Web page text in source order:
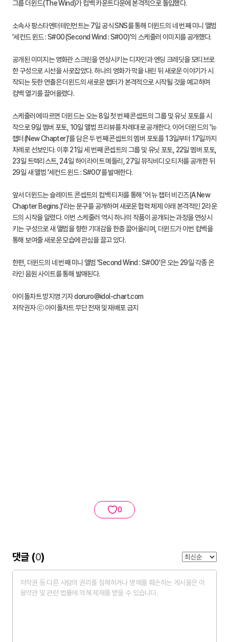
그룹 더윈드(The Wind)가 컴백 카운트다운에 본격적으로 돌입했다.
소속사 팡스타엔터테인먼트는 7일 공식 SNS를 통해 더윈드의 네 번째 미니 앨범
'세컨드 윈드 : S#00(Second Wind : S#00)'의 스케줄러 이미지를 공개했다.
공개된 이미지는 영화관 스크린을 연상시키는 디자인과 엔딩 크레딧을 모티브로
한 구성으로 시선을 사로잡았다. 하나의 영화가 막을 내린 뒤 새로운 이야기가 시
작되는 듯한 연출은 더윈드의 새로운 챕터가 본격적으로 시작될 것을 예고하며
컴백 열기를 끌어올렸다.
스케줄러에 따르면 더윈드는 오는 8일 첫 번째 콘셉트의 그룹 및 유닛 포토를 시
작으로 9일 멤버 포토, 10일 앨범 프리뷰를 차례대로 공개한다. 이어 더윈드의 '뉴
챕터(New Chapter)'를 담은 두 번째 콘셉트의 멤버 포토를 13일부터 17일까지
차례로 선보인다. 이후 21일 세 번째 콘셉트의 그룹 및 유닛 포토, 22일 멤버 포토,
23일 트랙리스트, 24일 하이라이트 메들리, 27일 뮤직비디오 티저를 공개한 뒤
29일 새 앨범 '세컨드 윈드 : S#00'를 발매한다.
앞서 더윈드는 슬레이트 콘셉트의 컴백 티저를 통해 '어 뉴 챕터 비긴즈(A New
Chapter Begins.)'라는 문구를 공개하며 새로운 협력 체제 아래 본격적인 2라운
드의 시작을 알렸다. 이번 스케줄러 역시 하나의 작품이 공개되는 과정을 연상시
키는 구성으로 새 앨범을 향한 기대감을 한층 끌어올리며, 더윈드가 이번 컴백을
통해 보여줄 새로운 모습에 관심을 끌고 있다.
한편, 더윈드의 네 번째 미니 앨범 'Second Wind : S#00'은 오는 29일 각종 온
라인 음원 사이트를 통해 발매된다.
아이돌차트 방지영 기자 doruro@idol-chart.com
저작권자 ⓒ 아이돌차트 무단 전재 및 재배포 금지
0
댓글 (0)